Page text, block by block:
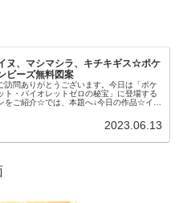
ヌ、マシマシラ、キチキギス☆ポケ
ビーズ無料図案
訪問ありがとうございます。今日は「ポケ
ト・バイオレットゼロの秘宝」に登場する
をご紹介☆では、本題へ↓今日の作品☆イイ
2023.06.13